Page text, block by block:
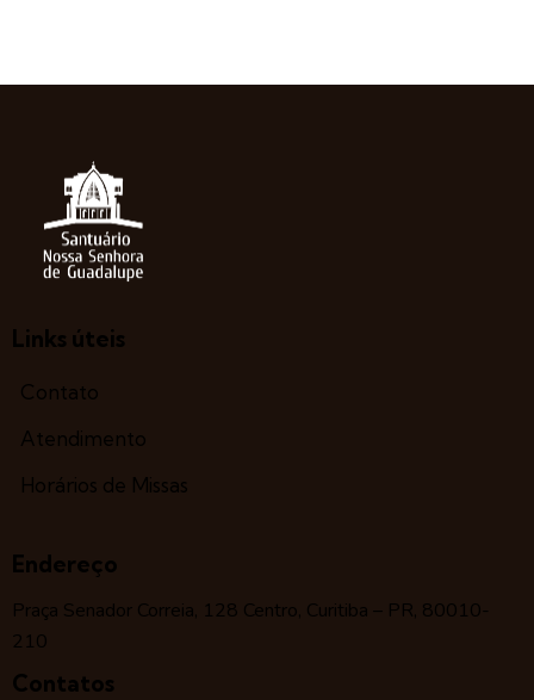
Links úteis
Contato
Atendimento
Horários de Missas
Endereço
Praça Senador Correia, 128 Centro, Curitiba – PR, 80010-
210
Contatos